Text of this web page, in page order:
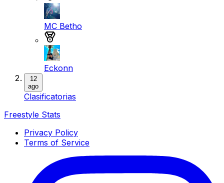
MC Betho
Eckonn
12
ago
Clasificatorias
Freestyle Stats
Privacy Policy
Terms of Service